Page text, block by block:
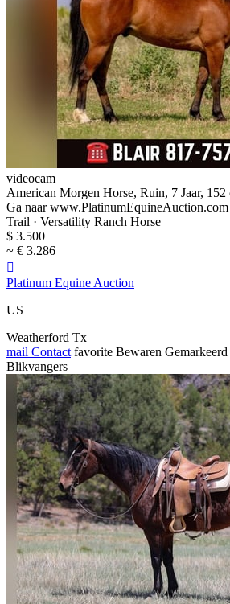
videocam
American Morgen Horse, Ruin, 7 Jaar,
Ga naar www.PlatinumEquineAuction.com
Trail · Versatility Ranch Horse
$ 3.500
~ € 3.286

Platinum Equine Auction
US
Weatherford Tx
mail Contact favorite Bewaren Gemarkeerd
Blikvangers